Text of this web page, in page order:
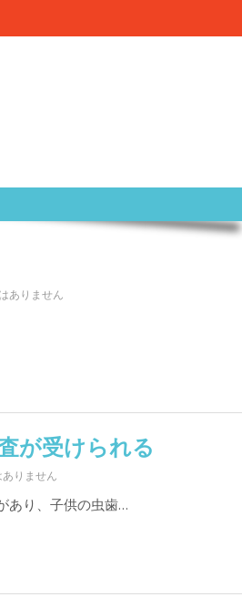
ありません
が受けられる
りません
あり、子供の虫歯…